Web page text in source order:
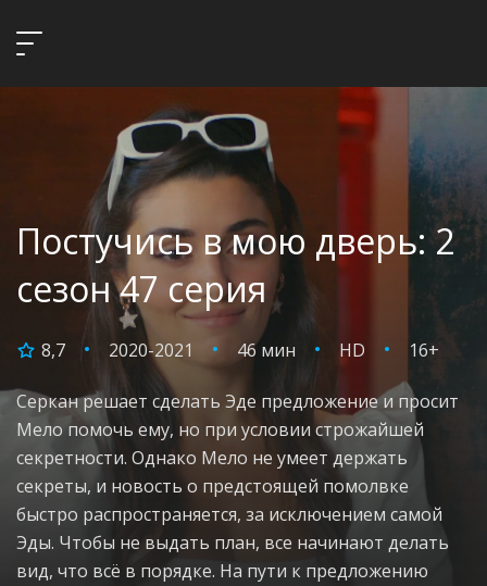
Постучись в мою дверь: 2
сезон 47 серия
8,7 2020-2021 46 мин HD 16+
Серкан решает сделать Эде предложение и просит
Мело помочь ему, но при условии строжайшей
секретности. Однако Мело не умеет держать
секреты, и новость о предстоящей помолвке
быстро распространяется, за исключением самой
Эды. Чтобы не выдать план, все начинают делать
вид, что всё в порядке. На пути к предложению